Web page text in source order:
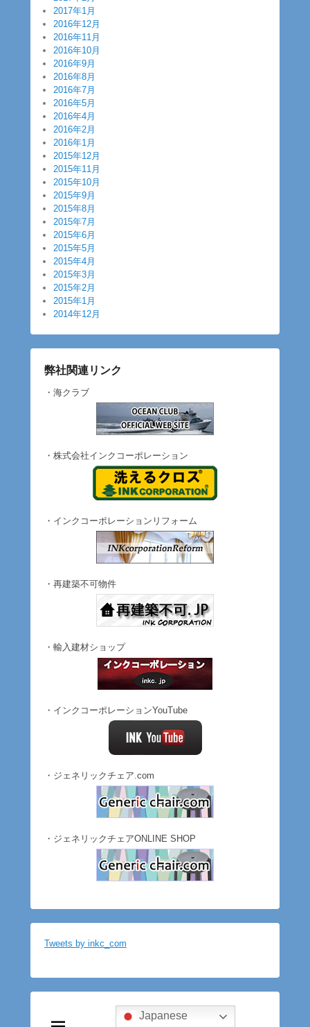
2017年1月
2016年12月
2016年11月
2016年10月
2016年9月
2016年8月
2016年7月
2016年5月
2016年4月
2016年2月
2016年1月
2015年12月
2015年11月
2015年10月
2015年9月
2015年8月
2015年7月
2015年6月
2015年5月
2015年4月
2015年3月
2015年2月
2015年1月
2014年12月
弊社関連リンク
・海クラブ
・株式会社インクコーポレーション
・インクコーポレーションリフォーム
・再建築不可物件
・輸入建材ショップ
・インクコーポレーションYouTube
・ジェネリックチェア.com
・ジェネリックチェアONLINE SHOP
Tweets by inkc_com